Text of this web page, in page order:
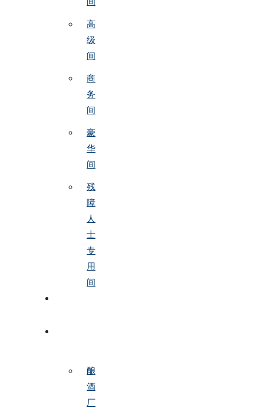
高
级
间
商
务
间
豪
华
间
残
障
人
士
专
用
间
酿
酒
厂